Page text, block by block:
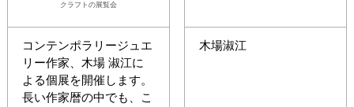
クラフト の展覧会
コンテンポラリージュエ
リー作家、木場 淑江に
よる個展を開催します。
長い作家暦の中でも、こ
木場淑江